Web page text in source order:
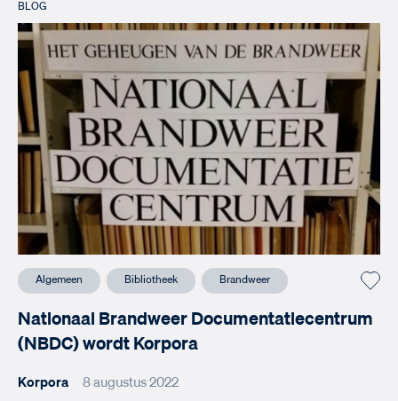
BLOG
Algemeen Bibliotheek Brandweer
Nationaal Brandweer Documentatiecentrum
(NBDC) wordt Korpora
Korpora 8 augustus 2022